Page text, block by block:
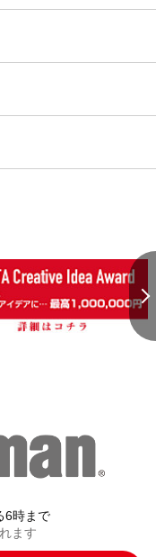
6時まで
ます